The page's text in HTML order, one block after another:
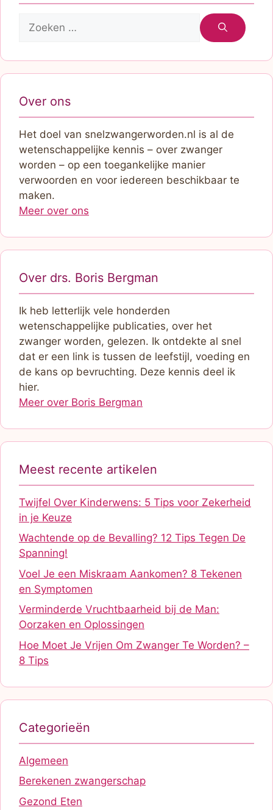
naar:
Over ons
Het doel van snelzwangerworden.nl is al de
wetenschappelijke kennis – over zwanger
worden – op een toegankelijke manier
verwoorden en voor iedereen beschikbaar te
maken.
Meer over ons
Over drs. Boris Bergman
Ik heb letterlijk vele honderden
wetenschappelijke publicaties, over het
zwanger worden, gelezen. Ik ontdekte al snel
dat er een link is tussen de leefstijl, voeding en
de kans op bevruchting. Deze kennis deel ik
hier.
Meer over Boris Bergman
Meest recente artikelen
Twijfel Over Kinderwens: 5 Tips voor Zekerheid
in je Keuze
Wachtende op de Bevalling? 12 Tips Tegen De
Spanning!
Voel Je een Miskraam Aankomen? 8 Tekenen
en Symptomen
Verminderde Vruchtbaarheid bij de Man:
Oorzaken en Oplossingen
Hoe Moet Je Vrijen Om Zwanger Te Worden? –
8 Tips
Categorieën
Algemeen
Berekenen zwangerschap
Gezond Eten